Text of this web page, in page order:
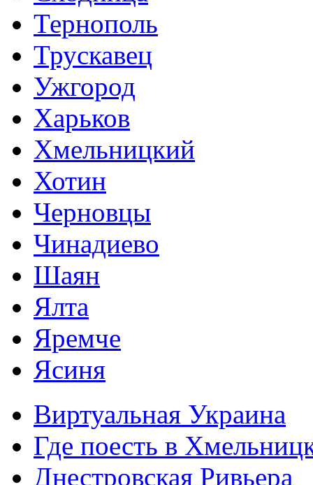
Тернополь
Трускавец
Ужгород
Харьков
Хмельницкий
Хотин
Черновцы
Чинадиево
Шаян
Ялта
Яремче
Ясиня
Виртуальная Украина
Где поесть в
Днестровская Ривьера